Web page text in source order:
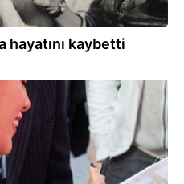
hayatını kaybetti